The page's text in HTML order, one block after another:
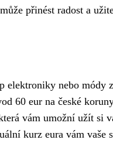
přinést radost a
elektroniky nebo módy
60 eur na české
vám umožní užít si
kurz eura vám vaše